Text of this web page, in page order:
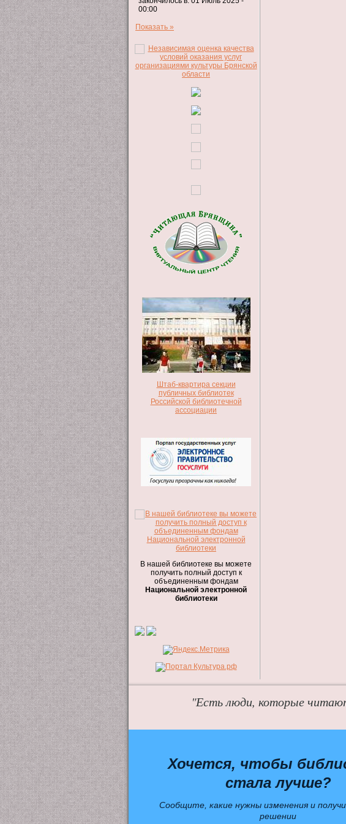
00:00
Показать »
Штаб-квартира секции
публичных библиотек
Российской библиотечной
ассоциации
В нашей библиотеке вы можете
получить полный доступ к
объединенным фондам
Национальной электронной
библиотеки
"Есть люди, которые
Хочется, чтобы
стала лучше?
Сообщите, какие нужны изменения и
решении